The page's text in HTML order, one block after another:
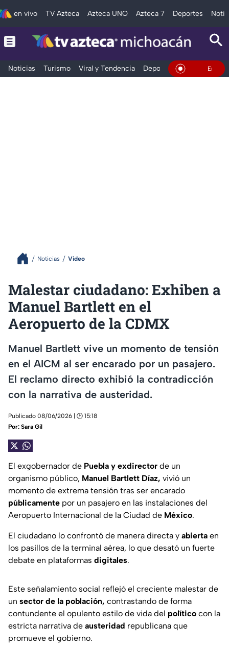
en vivo TV Azteca Azteca UNO Azteca 7 Deportes
Noticias Turismo Viral y Tendencia Deportes Espectáculos
En Vivo
Noticias Video
Malestar ciudadano: Exhiben a
Manuel Bartlett en el
Aeropuerto de la CDMX
Manuel Bartlett vive un momento de tensión
en el AICM al ser encarado por un pasajero.
El reclamo directo exhibió la contradicción
con la narrativa de austeridad.
Publicado 08/06/2026 | 🕑 15:18
Por: Sara Gil
El exgobernador de Puebla y exdirector de un
organismo público, Manuel Bartlett Díaz, vivió un
momento de extrema tensión tras ser encarado
públicamente por un pasajero en las instalaciones del
Aeropuerto Internacional de la Ciudad de México.
El ciudadano lo confrontó de manera directa y abierta en
los pasillos de la terminal aérea, lo que desató un fuerte
debate en plataformas digitales.
Este señalamiento social reflejó el creciente malestar de
un sector de la población, contrastando de forma
contundente el opulento estilo de vida del político con la
estricta narrativa de austeridad republicana que
promueve el gobierno.